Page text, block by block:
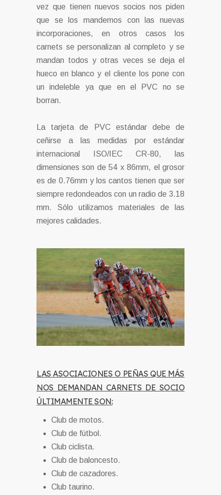
vez que tienen nuevos socios nos piden
que se los mandemos con las nuevas
incorporaciones, en otros casos los
carnets se personalizan al completo y se
mandan todos y otras veces se deja el
hueco en blanco y el cliente los pone con
un indeleble ya que en el PVC no se
borran.
La tarjeta de PVC estándar debe de
ceñirse a las medidas por estándar
internacional ISO/IEC CR-80, las
dimensiones son de 54 x 86mm, el grosor
es de 0.76mm y los cantos tienen que ser
siempre redondeados con un radio de 3.18
mm. Sólo utilizamos materiales de las
mejores calidades.
LAS ASOCIACIONES O PEÑAS QUE MÁS
NOS DEMANDAN CARNETS DE SOCIO
ÚLTIMAMENTE SON:
Club de motos.
Club de fútbol.
Club ciclista.
Club de baloncesto.
Club de cazadores.
Club taurino.